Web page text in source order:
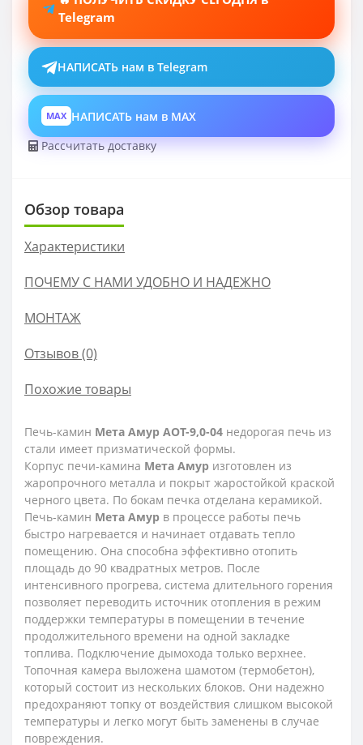
Telegram
НАПИСАТЬ нам в Telegram
MAX НАПИСАТЬ нам в MAX
Рассчитать доставку
Обзор товара
Характеристики
ПОЧЕМУ С НАМИ УДОБНО И НАДЕЖНО
МОНТАЖ
Отзывов (0)
Похожие товары
Печь-камин Мета Амур АОТ-9,0-04 недорогая печь из
стали имеет призматической формы.
Корпус печи-камина Мета Амур изготовлен из
жаропрочного металла и покрыт жаростойкой краской
черного цвета. По бокам печка отделана керамикой.
Печь-камин Мета Амур в процессе работы печь
быстро нагревается и начинает отдавать тепло
помещению. Она способна эффективно отопить
площадь до 90 квадратных метров. После
интенсивного прогрева, система длительного горения
позволяет переводить источник отопления в режим
поддержки температуры в помещении в течение
продолжительного времени на одной закладке
топлива. Подключение дымохода только верхнее.
Топочная камера выложена шамотом (термобетон),
который состоит из нескольких блоков. Они надежно
предохраняют топку от воздействия слишком высокой
температуры и легко могут быть заменены в случае
повреждения.